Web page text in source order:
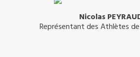
Nicolas
Représentant des Athlètes